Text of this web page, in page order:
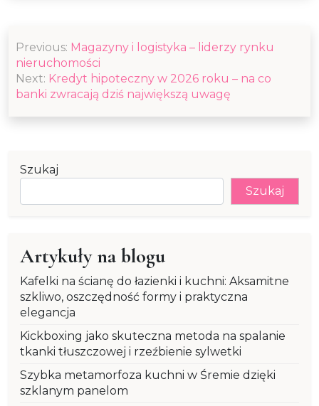
Nawigacja
wpisu
Previous: Magazyny i logistyka – liderzy rynku
nieruchomości
Next: Kredyt hipoteczny w 2026 roku – na co
banki zwracają dziś największą uwagę
Szukaj
Szukaj
Artykuły na blogu
Kafelki na ścianę do łazienki i kuchni: Aksamitne
szkliwo, oszczędność formy i praktyczna
elegancja
Kickboxing jako skuteczna metoda na spalanie
tkanki tłuszczowej i rzeźbienie sylwetki
Szybka metamorfoza kuchni w Śremie dzięki
szklanym panelom